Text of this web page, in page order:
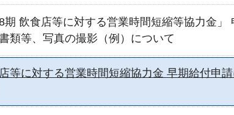
8期 飲食店等に対する営業時間短縮等協力金」
類等、写真の撮影（例）について
等に対する営業時間短縮協力金 早期給付申